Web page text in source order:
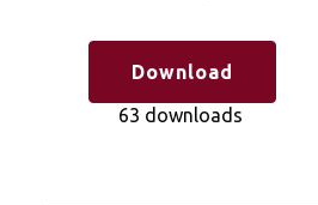
Download
63 downloads